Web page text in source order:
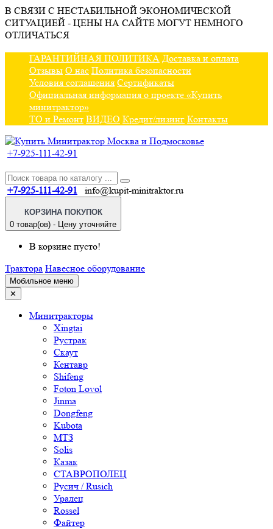
В СВЯЗИ С НЕСТАБИЛЬНОЙ ЭКОНОМИЧЕСКОЙ
СИТУАЦИЕЙ - ЦЕНЫ НА САЙТЕ МОГУТ НЕМНОГО
ОТЛИЧАТЬСЯ
ГАРАНТИЙНАЯ ПОЛИТИКА Доставка и оплата
Отзывы О нас Политика безопасности
Условия соглашения Сертификаты
Официальная информация о проекте «Купить
минитрактор»
ТО и Ремонт ВИДЕО Кредит/лизинг Контакты
+7-925-111-42-91
+7-925-111-42-91 info@kupit-minitraktor.ru
КОРЗИНА ПОКУПОК
0 товар(ов) - Цену уточняйте
В корзине пусто!
Трактора Навесное оборудование
Мобильное меню
✕
Минитракторы
Xingtai
Рустрак
Скаут
Кентавр
Shifeng
Foton Lovol
Jinma
Dongfeng
Kubota
МТЗ
Solis
Казак
СТАВРОПОЛЕЦ
Русич / Rusich
Уралец
Rossel
Файтер